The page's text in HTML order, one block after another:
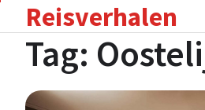
content
Reisverhalen
Tag: